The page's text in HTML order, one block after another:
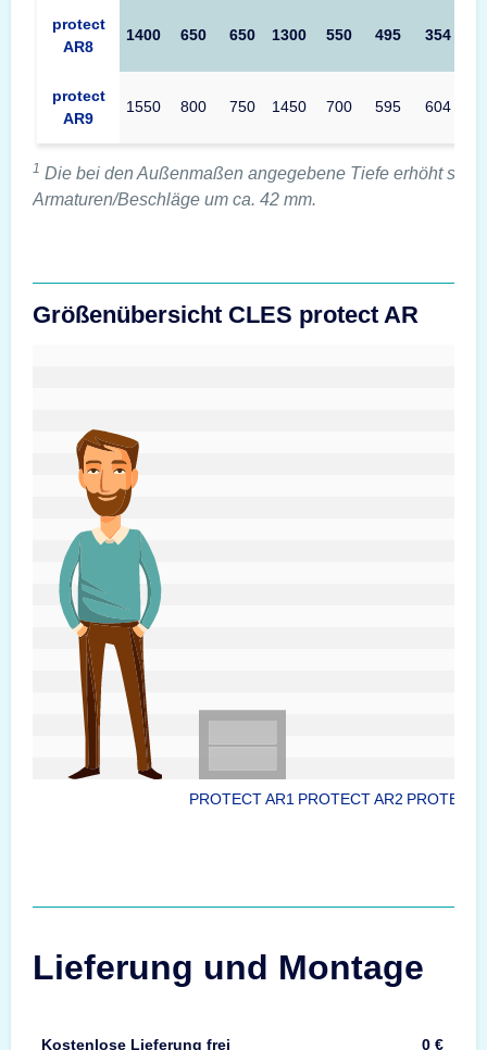
protect
AR8
1400 650 650 1300 550 495 354
protect
AR9
1550 800 750 1450 700 595 604
1 Die bei den Außenmaßen angegebene Tiefe erhöht sich
Armaturen/Beschläge um ca. 42 mm.
Größenübersicht CLES protect AR
PROTECT AR1 PROTECT AR2 PROTECT
Lieferung und Montage
Kostenlose Lieferung frei 0 €